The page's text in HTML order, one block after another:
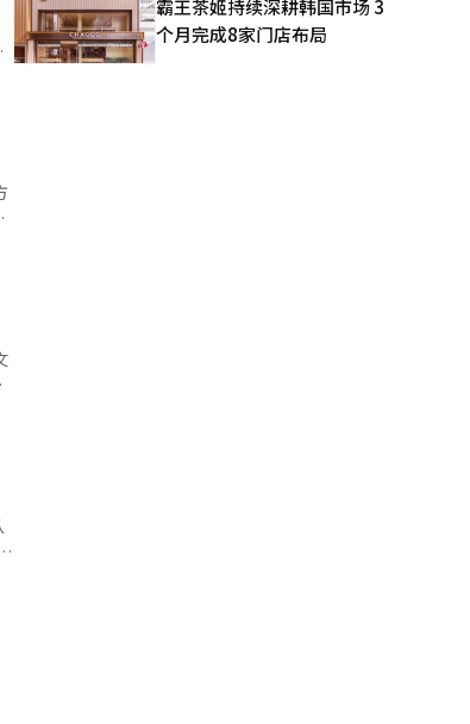
霸王茶姬持续深耕韩国市场 3
个月完成8家门店布局